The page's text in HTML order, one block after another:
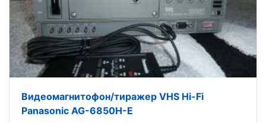
Видеомагнитофон/тиражер VHS Hi-Fi
Panasonic AG-6850H-E